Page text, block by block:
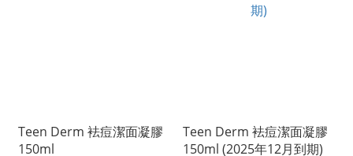
Teen Derm 袪痘潔面凝膠
150ml
Teen Derm 袪痘潔面凝膠
150ml (2025年12月到期)